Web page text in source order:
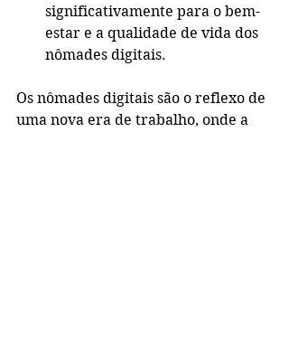
significativamente para o bem-
estar e a qualidade de vida dos
nômades digitais.
Os nômades digitais são o reflexo de
uma nova era de trabalho, onde a